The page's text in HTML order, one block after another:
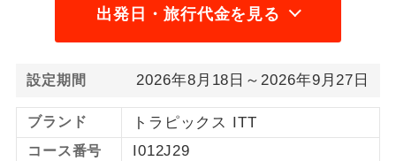
出発日・旅行代金を見る
設定期間 2026年8月18日～2026年9月27日
ブランド トラピックス ITT
コース番号 I012J29
ご夫婦限定でご参加いただけるコースで
す。
女性限定
女性限定でご参加いただけるコースで
年齢制限あり
です。